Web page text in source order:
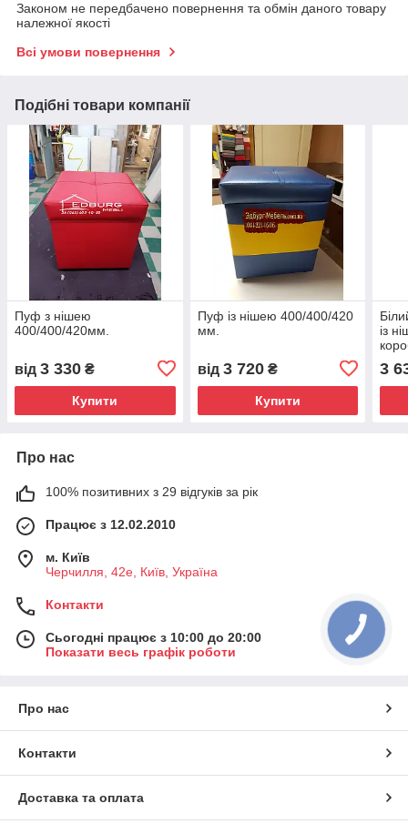
Законом не передбачено повернення та обмін даного товару
належної якості
Всі умови повернення
Подібні товари компанії
Пуф з нішею
400/400/420мм.
від 3 330 ₴
Купити
Пуф із нішею 400/400/420
мм.
від 3 720₴
Купити
із
3
Про нас
100% позитивних з 29 відгуків за рік
Працює з 12.02.2010
м. Київ
Черчилля, 42е, Київ, Україна
Контакти
Сьогодні працює з 10:00 до 20:00
Показати весь графік роботи
Про нас
Контакти
Доставка та оплата